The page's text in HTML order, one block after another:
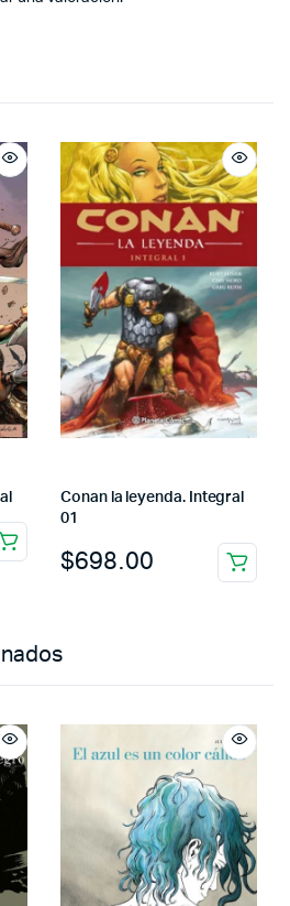
Conan la leyenda. Integral
01
$698.00